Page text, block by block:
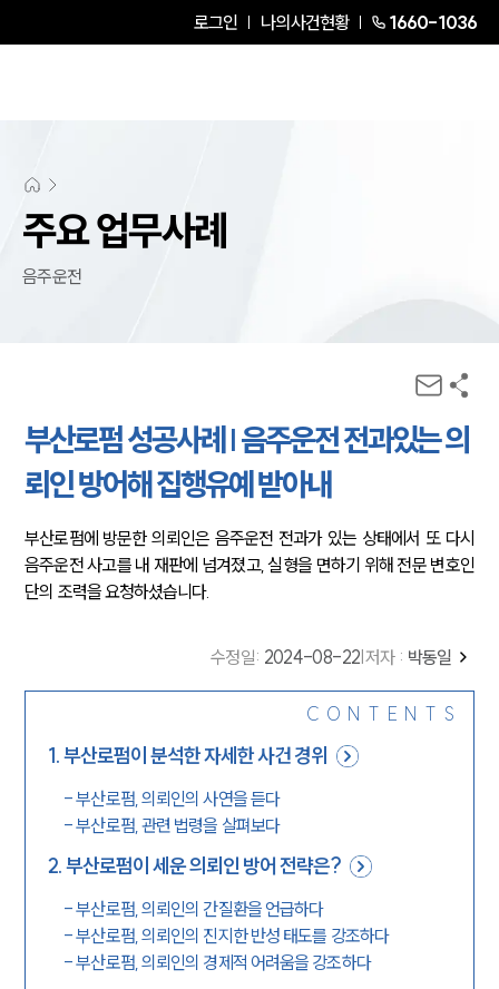
로그인 나의사건현황 1660-1036
주요 업무사례
음주운전
부산로펌 성공사례 | 음주운전 전과있는 의
뢰인 방어해 집행유예 받아내
부산로펌에 방문한 의뢰인은 음주운전 전과가 있는 상태에서 또 다시
음주운전 사고를 내 재판에 넘겨졌고, 실형을 면하기 위해 전문 변호인
단의 조력을 요청하셨습니다.
수정일: 2024-08-22 저자 : 박동일
CONTENTS
1.부산로펌이 분석한 자세한 사건 경위
-부산로펌, 의뢰인의 사연을 듣다
-부산로펌, 관련 법령을 살펴보다
2.부산로펌이 세운 의뢰인 방어 전략은?
-부산로펌, 의뢰인의 간질환을 언급하다
-부산로펌, 의뢰인의 진지한 반성 태도를 강조하다
-부산로펌, 의뢰인의 경제적 어려움을 강조하다